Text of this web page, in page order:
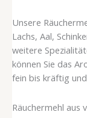
Unsere
Lachs, Aal,
weitere
können Sie das
fein bis kräftig
Räuchermehl aus